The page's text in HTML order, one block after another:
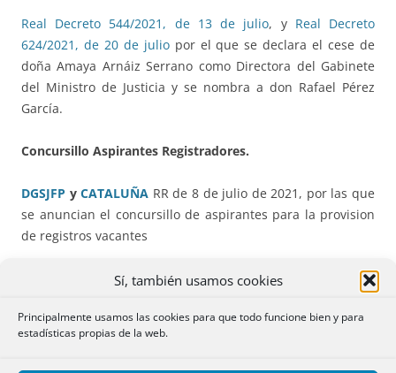
Sí, también usamos cookies
Principalmente usamos las cookies para que todo funcione bien y para
estadísticas propias de la web.
Real Decreto 544/2021, de 13 de julio, y Real Decreto
624/2021, de 20 de juliopor el que se declara el cese de
doña Amaya Arnáiz Serrano como Directora del Gabinete
del Ministro de Justicia y se nombra a don Rafael Pérez
García.
Concursillo Aspirantes Registradores.
DGSJFP y CATALUÑA RR de 8 de julio de 2021, por las que
se anuncian el concursillo de aspirantes para la provision
de registros vacantes
Resultado provisional en la web del Ministerio.
Jubilaciones y excedencias